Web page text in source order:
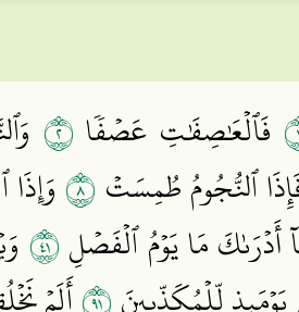
فَٱلۡعَٰصِفَٰتِ عَصۡفٗا ٢
ٱلنُّجُومُ طُمِسَتۡ ٨
أَدۡرَىٰكَ مَا يَوۡمُ ٱلۡفَصۡلِ١٤